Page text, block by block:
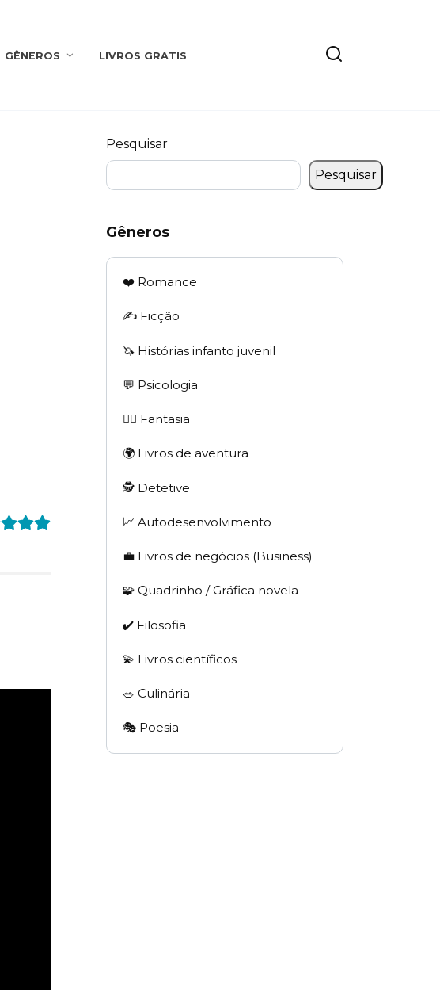
GÊNEROS LIVROS GRATIS
Pesquisar
Pesquisar
Gêneros
❤️ Romance
✍️ Ficção
🦄 Histórias infanto juvenil
💬 Psicologia
🧙‍♂️ Fantasia
🌍 Livros de aventura
🕵 Detetive
📈 Autodesenvolvimento
💼 Livros de negócios (Business)
🧩 Quadrinho / Gráfica novela
✔️ Filosofia
💫 Livros científicos
🥗 Culinária
🎭 Poesia